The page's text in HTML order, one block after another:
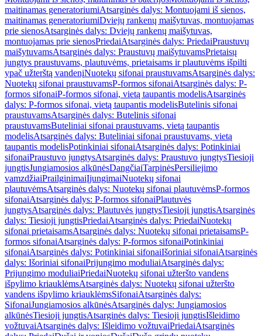
maitinamas generatoriumiAtsarginės dalys: Montuojami iš sienos,
maitinamas generatoriumiDviejų rankenų maišytuvas, montuojamas
prie sienosAtsarginės dalys: Dviejų rankenų maišytuvas,
montuojamas prie sienosPriedaiAtsarginės dalys: PriedaiPraustuvų
maišytuvamsAtsarginės dalys: Praustuvų maišytuvamsPrietaisų
jungtys praustuvams, plautuvėms, prietaisams ir plautuvėms išpilti
ypač užterštą vandenįNuotekų sifonai praustuvamsAtsarginės dalys:
Nuotekų sifonai praustuvamsP-formos sifonaiAtsarginės dalys: P-
formos sifonaiP-formos sifonai, vietą taupantis modelisAtsarginės
dalys: P-formos sifonai, vietą taupantis modelisButelinis sifonai
praustuvamsAtsarginės dalys: Butelinis sifonai
praustuvamsButeliniai sifonai praustuvams, vietą taupantis
modelisAtsarginės dalys: Buteliniai sifonai praustuvams, vietą
taupantis modelisPotinkiniai sifonaiAtsarginės dalys: Potinkiniai
sifonaiPraustuvo jungtysAtsarginės dalys: Praustuvo jungtysTiesioji
jungtisJungiamosios alkūnėsDangčiaiTarpinėsPersiliejimo
vamzdžiaiPrailginimaiĮjungimaiNuotekų sifonai
plautuvėmsAtsarginės dalys: Nuotekų sifonai plautuvėmsP-formos
sifonaiAtsarginės dalys: P-formos sifonaiPlautuvės
jungtysAtsarginės dalys: Plautuvės jungtysTiesioji jungtisAtsarginės
dalys: Tiesioji jungtisPriedaiAtsarginės dalys: PriedaiNuotekų
sifonai prietaisamsAtsarginės dalys: Nuotekų sifonai prietaisamsP-
formos sifonaiAtsarginės dalys: P-formos sifonaiPotinkiniai
sifonaiAtsarginės dalys: Potinkiniai sifonaiIšoriniai sifonaiAtsarginės
dalys: Išoriniai sifonaiPrijungimo moduliaiAtsarginės dalys:
Prijungimo moduliaiPriedaiNuotekų sifonai užteršto vandens
išpylimo kriauklėmsAtsarginės dalys: Nuotekų sifonai užteršto
vandens išpylimo kriauklėmsSifonaiAtsarginės dalys:
SifonaiJungiamosios alkūnėsAtsarginės dalys: Jungiamosios
alkūnėsTiesioji jungtisAtsarginės dalys: Tiesioji jungtisIšleidimo
vožtuvaiAtsarginės dalys: Išleidimo vožtuvaiPriedaiAtsarginės